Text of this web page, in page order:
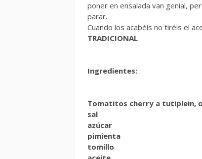
poner en ensalada van genial,
parar.
Cuando los acabéis no tiréis el
TRADICIONAL
Ingredientes:
Tomatitos cherry a tutiplein,
sal
azúcar
pimienta
tomillo